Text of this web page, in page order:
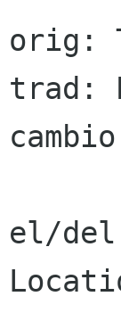
orig:
trad:
el/del